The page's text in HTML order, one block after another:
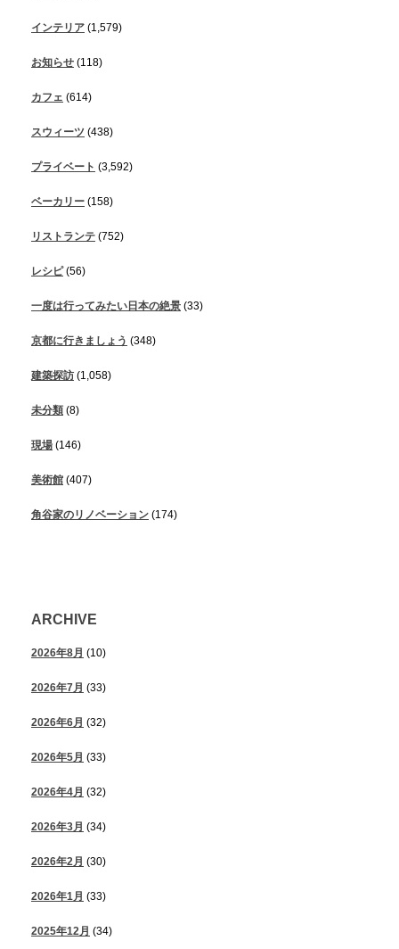
インテリア (1,579)
お知らせ (118)
カフェ (614)
スウィーツ (438)
プライベート (3,592)
ベーカリー (158)
リストランテ (752)
レシピ(56)
一度は行ってみたい日本の絶景 (33)
京都に行きましょう (348)
建築探訪 (1,058)
未分類 (8)
現場 (146)
美術館 (407)
角谷家のリノベーション (174)
ARCHIVE
2026年8月 (10)
2026年7月 (33)
2026年6月 (32)
2026年5月 (33)
2026年4月 (32)
2026年3月 (34)
2026年2月 (30)
2026年1月 (33)
2025年12月 (34)